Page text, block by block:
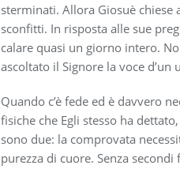
sterminati. Allora Giosuè
sconfitti. In risposta alle sue
calare quasi un giorno intero.
ascoltato il Signore la voce d’un
Quando c’è fede ed è davvero
fisiche che Egli stesso ha
sono due: la comprovata
purezza di cuore. Senza secondi